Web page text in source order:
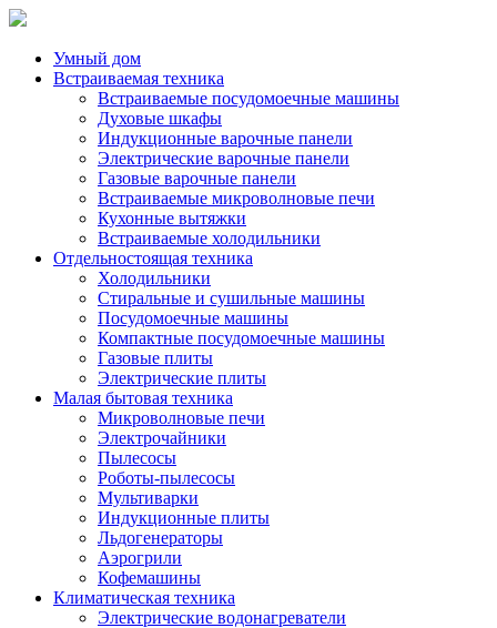
Умный дом
Встраиваемая техника
Встраиваемые посудомоечные машины
Духовые шкафы
Индукционные варочные панели
Электрические варочные панели
Газовые варочные панели
Встраиваемые микроволновые печи
Кухонные вытяжки
Встраиваемые холодильники
Отдельностоящая техника
Холодильники
Стиральные и сушильные машины
Посудомоечные машины
Компактные посудомоечные машины
Газовые плиты
Электрические плиты
Малая бытовая техника
Микроволновые печи
Электрочайники
Пылесосы
Роботы-пылесосы
Мультиварки
Индукционные плиты
Льдогенераторы
Аэрогрили
Кофемашины
Климатическая техника
Электрические водонагреватели